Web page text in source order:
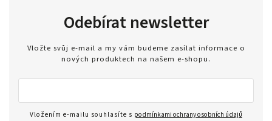
Odebírat newsletter
Vložte svůj e-mail a my vám budeme zasílat informace o
nových produktech na našem e-shopu.
Vložením e-mailu souhlasíte s podmínkami ochrany osobních údajů